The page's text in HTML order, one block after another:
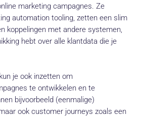
marketing campagnes. Ze
automation tooling, zetten een slim
koppelingen met andere systemen,
hebt over alle klantdata die je
je ook inzetten om
te ontwikkelen en te
bijvoorbeeld (eenmalige)
ook customer journeys zoals een